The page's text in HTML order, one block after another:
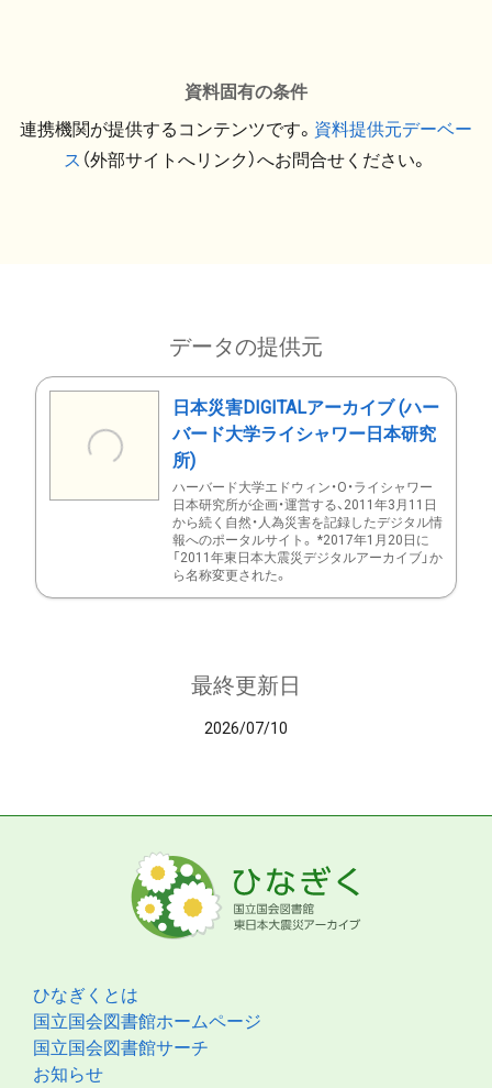
資料固有の条件
連携機関が提供するコンテンツです。 資料提供元デーベー
ス （外部サイトへリンク）へお問合せください。
データの提供元
日本災害DIGITALアーカイブ (ハー
バード大学ライシャワー日本研究
所)
ハーバード大学エドウィン・O・ライシャワー
日本研究所が企画・運営する、2011年3月11日
から続く自然・人為災害を記録したデジタル情
報へのポータルサイト。 *2017年1月20日に
「2011年東日本大震災デジタルアーカイブ」か
ら名称変更された。
最終更新日
2026/07/10
ひなぎくとは
国立国会図書館ホームページ
国立国会図書館サーチ
お知らせ